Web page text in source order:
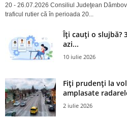
20 - 26.07.2026 Consiliul Judeţean
traficul rutier că în perioada 20...
Îți cauți o slujbă?
azi...
10 iulie 2026
Fiți prudenți la
amplasate
2 iulie 2026